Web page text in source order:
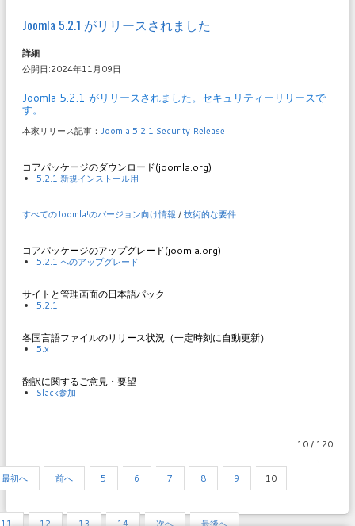
Joomla 5.2.1 がリリースされました
詳細
公開日:2024年11月09日
Joomla 5.2.1 がリリースされました。セキュリティーリリースで
す。
本家リリース記事： Joomla 5.2.1 Security Release
コアパッケージのダウンロード(joomla.org)
5.2.1 新規インストール用
すべてのJoomla!のバージョン向け情報 /技術的な要件
コアパッケージのアップグレード(joomla.org)
5.2.1 へのアップグレード
サイトと管理画面の日本語パック
5.2.1
各国言語ファイルのリリース状況（一定時刻に自動更新）
5.x
翻訳に関するご意見・要望
Slack参加
10 / 120
最初へ 前へ 5 6 7 8 9 10